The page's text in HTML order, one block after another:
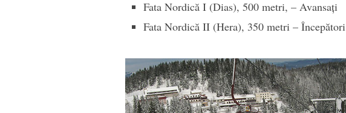
Fata Nordică I (Dias), 500 metri, – Avansați
Fata Nordică II (Hera), 350 metri – Începători